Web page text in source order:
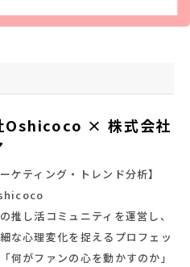
Oshicoco × 株式会社
ケティング・トレンド分析】
推し活コミュニティを運営し、
な心理変化を捉えるプロフェッ
何がファンの心を動かすのか」